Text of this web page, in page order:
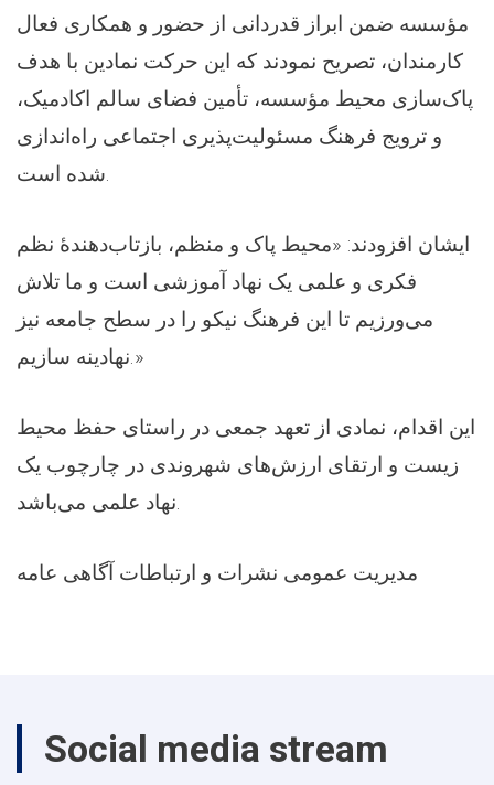
مؤسسه ضمن ابراز قدردانی از حضور و همکاری فعال
کارمندان، تصریح نمودند که این حرکت نمادین با هدف
پاک‌سازی محیط مؤسسه، تأمین فضای سالم اکادمیک،
و ترویج فرهنگ مسئولیت‌پذیری اجتماعی راه‌اندازی
ایشان افزودند: «محیط پاک و منظم، بازتاب‌دهندهٔ نظم
فکری و علمی یک نهاد آموزشی است و ما تلاش
می‌ورزیم تا این فرهنگ نیکو را در سطح جامعه نیز
نهادینه سازیم.»
این اقدام، نمادی از تعهد جمعی در راستای حفظ محیط
زیست و ارتقای ارزش‌های شهروندی در چارچوب یک
مدیریت عمومی نشرات و ارتباطات آگاهی عامه
Social media stream